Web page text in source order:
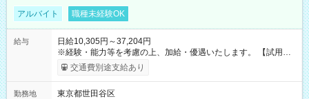
アルバイト 職種未経験OK
給与
日給10,305円～37,204円
※経験・能力等を考慮の上、加給・優遇いたします。 【試用期
間】試用期間なし
交通費別途支給あり
勤務地
東京都世田谷区